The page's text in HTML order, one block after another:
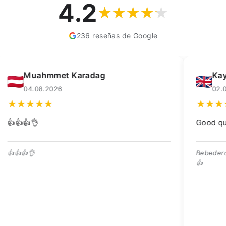
4.2
236 reseñas de Google
Kay Dean
02.08.2026
Good quality trough, great price 👍
Bebedero de buena calidad, ¡excelente precio!